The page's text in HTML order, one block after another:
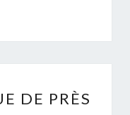
DE PRÈS